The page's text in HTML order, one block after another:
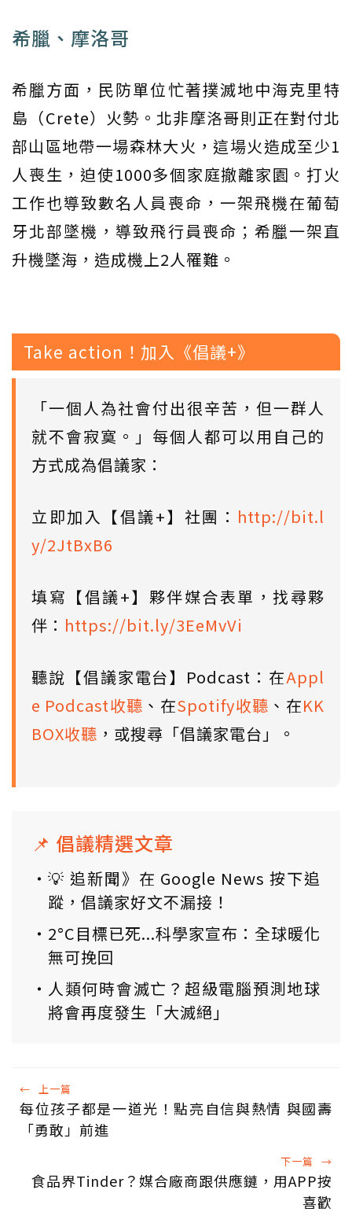
希臘、摩洛哥
希臘方面，民防單位忙著撲滅地中海克里特
島（Crete）火勢。北非摩洛哥則正在對付北
部山區地帶一場森林大火，這場火造成至少1
人喪生，迫使1000多個家庭撤離家園。打火
工作也導致數名人員喪命，一架飛機在葡萄
牙北部墜機，導致飛行員喪命；希臘一架直
升機墜海，造成機上2人罹難。
Take action！加入《倡議+》
「一個人為社會付出很辛苦，但一群人
就不會寂寞。」每個人都可以用自己的
方式成為倡議家：
立即加入【倡議+】社團： http://bit.l
y/2JtBxB6
填寫【倡議+】夥伴媒合表單，找尋夥
伴： https://bit.ly/3EeMvVi
聽說【倡議家電台】Podcast：在Appl
e Podcast收聽 、在Spotify收聽 、在KK
BOX收聽 ，或搜尋「倡議家電台」。
📌 倡議精選文章
💡 追新聞》在 Google News 按下追
蹤，倡議家好文不漏接！
2°C目標已死...科學家宣布：全球暖化
無可挽回
人類何時會滅亡？超級電腦預測地球
將會再度發生「大滅絕」
← 上一篇
每位孩子都是一道光！點亮自信與熱情 與國壽
「勇敢」前進
下一篇 →
食品界Tinder？媒合廠商跟供應鏈，用APP按
喜歡